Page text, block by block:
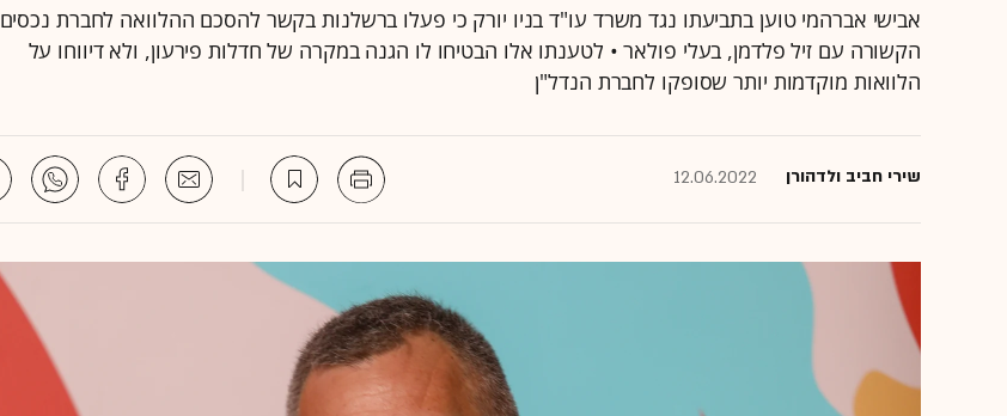
אבישי אברהמי טוען בתביעתו נגד משרד עו"ד בניו יורק כי פעלו ברשלנות בקשר להסכם ההלוואה לחברת נכסים
הקשורה עם זיל פלדמן, בעלי פולאר • לטענתו אלו הבטיחו לו הגנה במקרה של חדלות פירעון, ולא דיווחו על
הלוואות מוקדמות יותר שסופקו לחברת הנדל"ן
שירי חביב ולדהורן 12.06.2022